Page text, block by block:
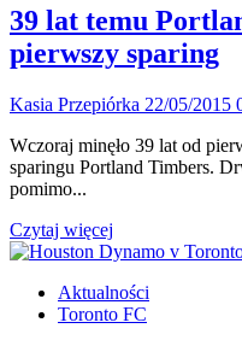
Chrisa
–
39 lat temu
pierwszy sparing
Kasia Przepiórka 22/05/2015
Wczoraj minęło 39 lat od
sparingu Portland Timbers.
pomimo...
Czytaj więcej
się
o
39
Aktualności
Toronto FC